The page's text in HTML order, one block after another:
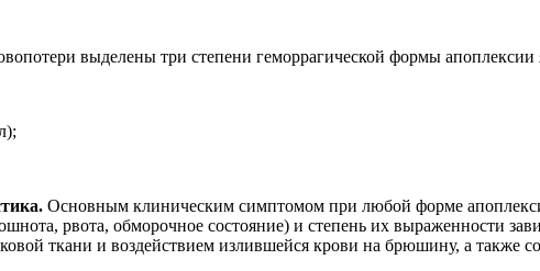
выделены три степени геморрагической формы апоплексии
Основным клиническим симптомом при любой форме
рвота, обморочное состояние) и степень их выраженности
ткани и воздействием излившейся крови на брюшину, а также